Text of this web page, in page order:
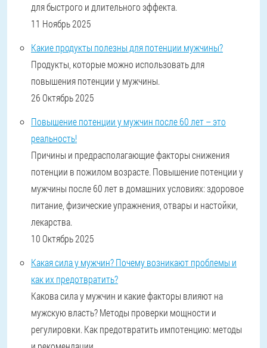
для быстрого и длительного эффекта.
11 Ноябрь 2025
Какие продукты полезны для потенции мужчины?
Продукты, которые можно использовать для
повышения потенции у мужчины.
26 Октябрь 2025
Повышение потенции у мужчин после 60 лет – это
реальность!
Причины и предрасполагающие факторы снижения
потенции в пожилом возрасте. Повышение потенции у
мужчины после 60 лет в домашних условиях: здоровое
питание, физические упражнения, отвары и настойки,
лекарства.
10 Октябрь 2025
Какая сила у мужчин? Почему возникают проблемы и
как их предотвратить?
Какова сила у мужчин и какие факторы влияют на
мужскую власть? Методы проверки мощности и
регулировки. Как предотвратить импотенцию: методы